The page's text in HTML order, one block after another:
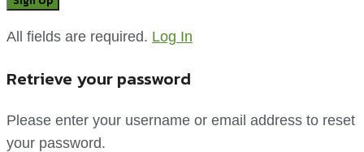
All fields are required. Log In
Retrieve your password
Please enter your username or email address to reset
your password.